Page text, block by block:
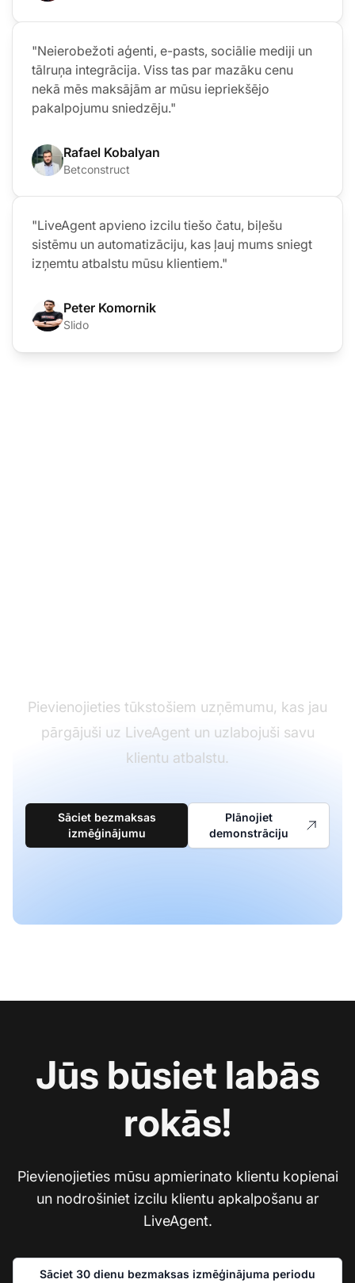
"Neierobežoti aģenti, e-pasts, sociālie mediji un
tālruņa integrācija. Viss tas par mazāku cenu
nekā mēs maksājām ar mūsu iepriekšējo
pakalpojumu sniedzēju."
Rafael Kobalyan
Betconstruct
"LiveAgent apvieno izcilu tiešo čatu, biļešu
sistēmu un automatizāciju, kas ļauj mums sniegt
izņemtu atbalstu mūsu klientiem."
Peter Komornik
Slido
Pievienojieties tūkstošiem uzņēmumu, kas jau
pārgājuši uz LiveAgent un uzlabojuši savu
klientu atbalstu.
Sāciet bezmaksas
izmēģinājumu
Plānojiet
demonstrāciju
Jūs būsiet labās
rokās!
Pievienojieties mūsu apmierinato klientu kopienai
un nodrošiniet izcilu klientu apkalpošanu ar
LiveAgent.
Sāciet 30 dienu bezmaksas izmēģinājuma periodu